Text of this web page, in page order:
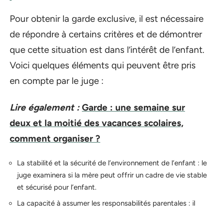
Pour obtenir la garde exclusive, il est nécessaire
de répondre à certains critères et de démontrer
que cette situation est dans l’intérêt de l’enfant.
Voici quelques éléments qui peuvent être pris
en compte par le juge :
Lire également : Garde : une semaine sur
deux et la moitié des vacances scolaires,
comment organiser ?
La stabilité et la sécurité de l’environnement de l’enfant : le
juge examinera si la mère peut offrir un cadre de vie stable
et sécurisé pour l’enfant.
La capacité à assumer les responsabilités parentales : il